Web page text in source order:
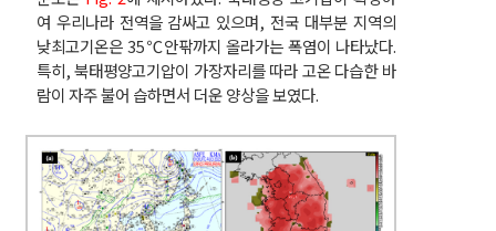
여 우리나라 전역을 감싸고 있으며, 전국 대부분 지역의
낮최고기온은 35℃안팎까지 올라가는 폭염이 나타났다.
특히, 북태평양고기압이 가장자리를 따라 고온 다습한 바
람이 자주 불어 습하면서 더운 양상을 보였다.